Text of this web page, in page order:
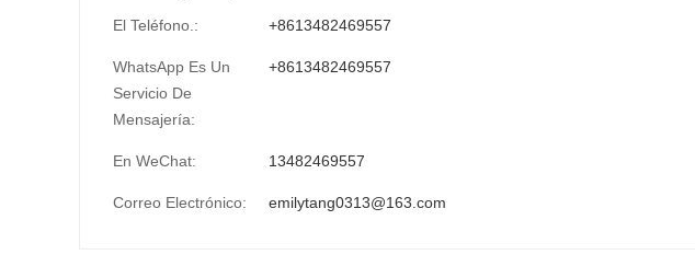
El Teléfono.: +8613482469557
WhatsApp Es Un
Servicio De
Mensajería:
+8613482469557
En WeChat: 13482469557
Correo Electrónico: emilytang0313@163.com